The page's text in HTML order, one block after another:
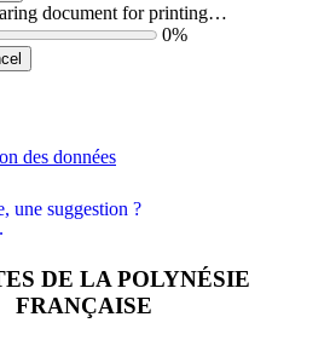
document for printing…
0%
des données
une suggestion ?
DE LA POLYNÉSIE
FRANÇAISE